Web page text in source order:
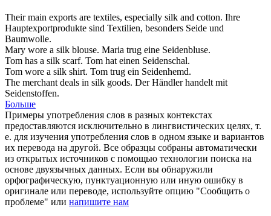
Their main exports are textiles, especially silk and cotton. Ihre
Hauptexportprodukte sind Textilien, besonders Seide und
Baumwolle.
Mary wore a silk blouse. Maria trug eine Seidenbluse.
Tom has a silk scarf. Tom hat einen Seidenschal.
Tom wore a silk shirt. Tom trug ein Seidenhemd.
The merchant deals in silk goods. Der Händler handelt mit
Seidenstoffen.
Больше
Примеры употребления слов в разных контекстах
предоставляются исключительно в лингвистических целях, т.
е. для изучения употребления слов в одном языке и вариантов
их перевода на другой. Все образцы собраны автоматически
из открытых источников с помощью технологии поиска на
основе двуязычных данных. Если вы обнаружили
орфографическую, пунктуационную или иную ошибку в
оригинале или переводе, используйте опцию "Сообщить о
проблеме" или напишите нам